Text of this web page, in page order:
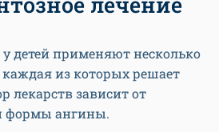
детей применяют несколько
из которых решает
лекарств зависит от
формы ангины.